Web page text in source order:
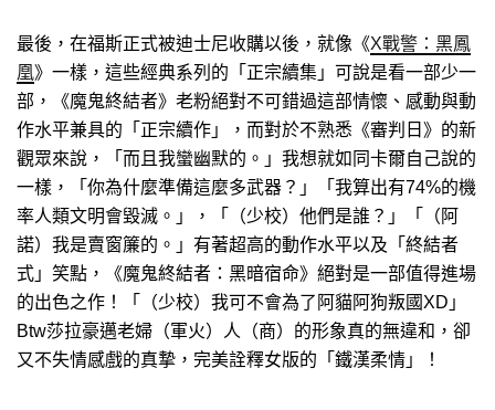
最後，在福斯正式被迪士尼收購以後，就像《X戰警：黑鳳
凰》一樣，這些經典系列的「正宗續集」可說是看一部少一
部，《魔鬼終結者》老粉絕對不可錯過這部情懷、感動與動
作水平兼具的「正宗續作」，而對於不熟悉《審判日》的新
觀眾來說，「而且我蠻幽默的。」我想就如同卡爾自己說的
一樣，「你為什麼準備這麼多武器？」「我算出有74%的機
率人類文明會毀滅。」，「（少校）他們是誰？」「（阿
諾）我是賣窗簾的。」有著超高的動作水平以及「終結者
式」笑點，《魔鬼終結者：黑暗宿命》絕對是一部值得進場
的出色之作！「（少校）我可不會為了阿貓阿狗叛國XD」
Btw莎拉豪邁老婦（軍火）人（商）的形象真的無違和，卻
又不失情感戲的真摯，完美詮釋女版的「鐵漢柔情」！